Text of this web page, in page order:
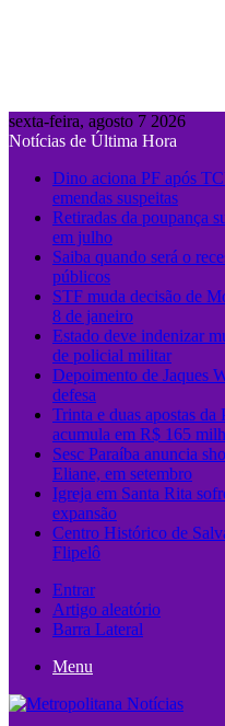
sexta-feira, agosto 7 2026
Notícias de Última Hora
Dino aciona PF após
emendas suspeitas
Retiradas da poupança
em julho
Saiba quando será o
públicos
STF muda decisão de
8 de janeiro
Estado deve indenizar
de policial militar
Depoimento de Jaques
defesa
Trinta e duas apostas da
acumula em R$ 165
Sesc Paraíba anuncia
Eliane, em setembro
Igreja em Santa Rita
expansão
Centro Histórico de
Flipelô
Entrar
Artigo aleatório
Barra Lateral
Menu